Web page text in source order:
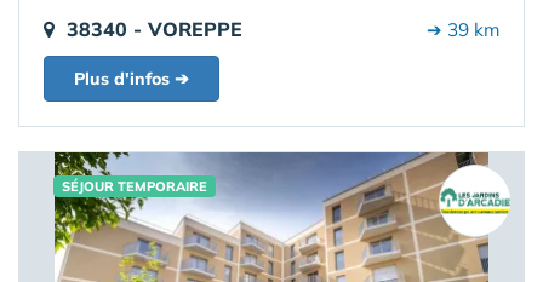
38340 - VOREPPE ➔ 39 km
Plus d'infos ➔
SÉJOUR TEMPORAIRE